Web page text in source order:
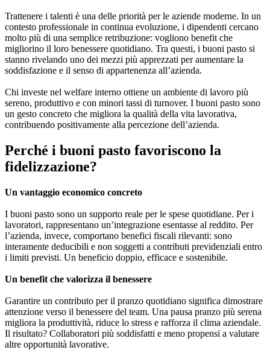
Trattenere i talenti è una delle priorità per le aziende moderne. In un
contesto professionale in continua evoluzione, i dipendenti cercano
molto più di una semplice retribuzione: vogliono benefit che
migliorino il loro benessere quotidiano. Tra questi, i buoni pasto si
stanno rivelando uno dei mezzi più apprezzati per aumentare la
soddisfazione e il senso di appartenenza all’azienda.
Chi investe nel welfare interno ottiene un ambiente di lavoro più
sereno, produttivo e con minori tassi di turnover. I buoni pasto sono
un gesto concreto che migliora la qualità della vita lavorativa,
contribuendo positivamente alla percezione dell’azienda.
Perché i buoni pasto favoriscono la
fidelizzazione?
Un vantaggio economico concreto
I buoni pasto sono un supporto reale per le spese quotidiane. Per i
lavoratori, rappresentano un’integrazione esentasse al reddito. Per
l’azienda, invece, comportano benefici fiscali rilevanti: sono
interamente deducibili e non soggetti a contributi previdenziali entro
i limiti previsti. Un beneficio doppio, efficace e sostenibile.
Un benefit che valorizza il benessere
Garantire un contributo per il pranzo quotidiano significa dimostrare
attenzione verso il benessere del team. Una pausa pranzo più serena
migliora la produttività, riduce lo stress e rafforza il clima aziendale.
Il risultato? Collaboratori più soddisfatti e meno propensi a valutare
altre opportunità lavorative.